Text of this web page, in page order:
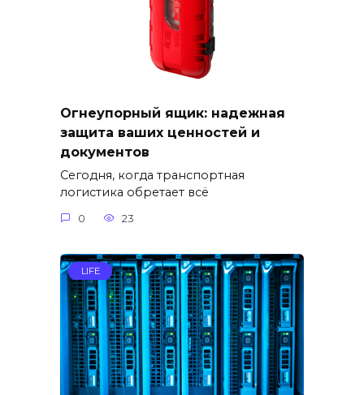
Огнеупорный ящик: надежная
защита ваших ценностей и
документов
Сегодня, когда транспортная
логистика обретает всё
0 23
LIFE